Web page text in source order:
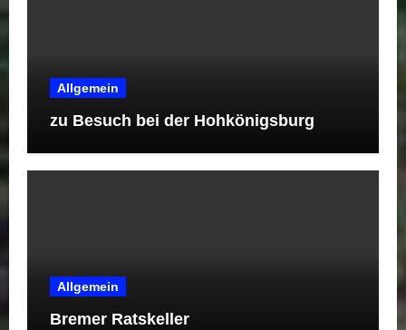
Allgemein
zu Besuch bei der Hohkönigsburg
Allgemein
Bremer Ratskeller